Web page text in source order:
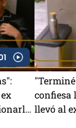
confiesa
llevó al